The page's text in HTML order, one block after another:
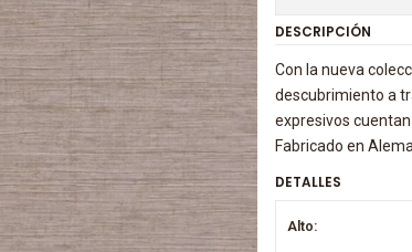
DESCRIPCIÓN
Con la nueva
descubrimiento a
expresivos
Fabricado en
DETALLES
Alto: